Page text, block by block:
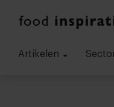
Artikelen